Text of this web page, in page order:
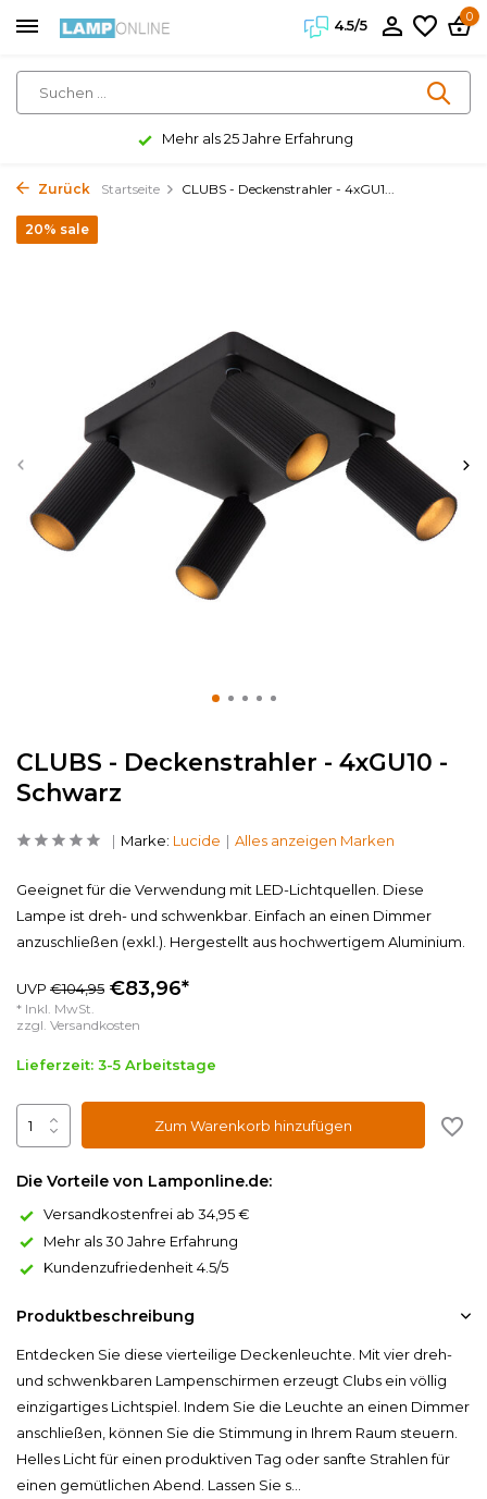
4.5/5
0
Mehr als 25 Jahre Erfahrung
Zurück Startseite CLUBS - Deckenstrahler - 4xGU1...
CLUBS - Deckenstrahler - 4xGU10 -
Schwarz
20% sale
Marke: Lucide Alles anzeigen Marken
Geeignet für die Verwendung mit LED-Lichtquellen. Diese
Lampe ist dreh- und schwenkbar. Einfach an einen Dimmer
anzuschließen (exkl.). Hergestellt aus hochwertigem Aluminium.
UVP €104,95 €83,96*
* Inkl. MwSt.
zzgl. Versandkosten
Lieferzeit: 3-5 Arbeitstage
Zum Warenkorb hinzufügen
Die Vorteile von Lamponline.de:
Versandkostenfrei ab 34,95 €
Mehr als 30 Jahre Erfahrung
Kundenzufriedenheit 4.5/5
Produktbeschreibung
Entdecken Sie diese vierteilige Deckenleuchte. Mit vier dreh-
und schwenkbaren Lampenschirmen erzeugt Clubs ein völlig
einzigartiges Lichtspiel. Indem Sie die Leuchte an einen Dimmer
anschließen, können Sie die Stimmung in Ihrem Raum steuern.
Helles Licht für einen produktiven Tag oder sanfte Strahlen für
einen gemütlichen Abend. Lassen Sie s...